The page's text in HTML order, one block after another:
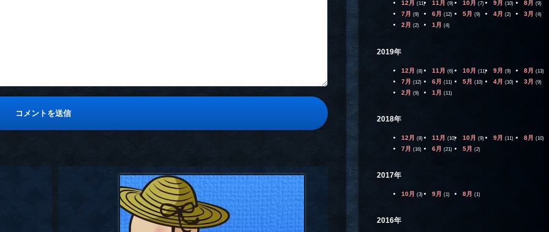
12月 (11) 11月 (9) 10月 (7) 9月 (10) 8月 (9)
7月 (9) 6月 (12) 5月 (9) 4月 (2) 3月 (4)
2月 (2) 1月 (4)
2019年
12月 (8) 11月 (6) 10月 (11) 9月 (9) 8月 (13)
7月 (12) 6月 (11) 5月 (10) 4月 (10) 3月 (9)
2月 (9) 1月 (11)
2018年
12月 (8) 11月 (10) 10月 (9) 9月 (11) 8月 (10)
7月 (16) 6月 (21) 5月 (2)
2017年
10月 (3) 9月 (1) 8月 (1)
2016年